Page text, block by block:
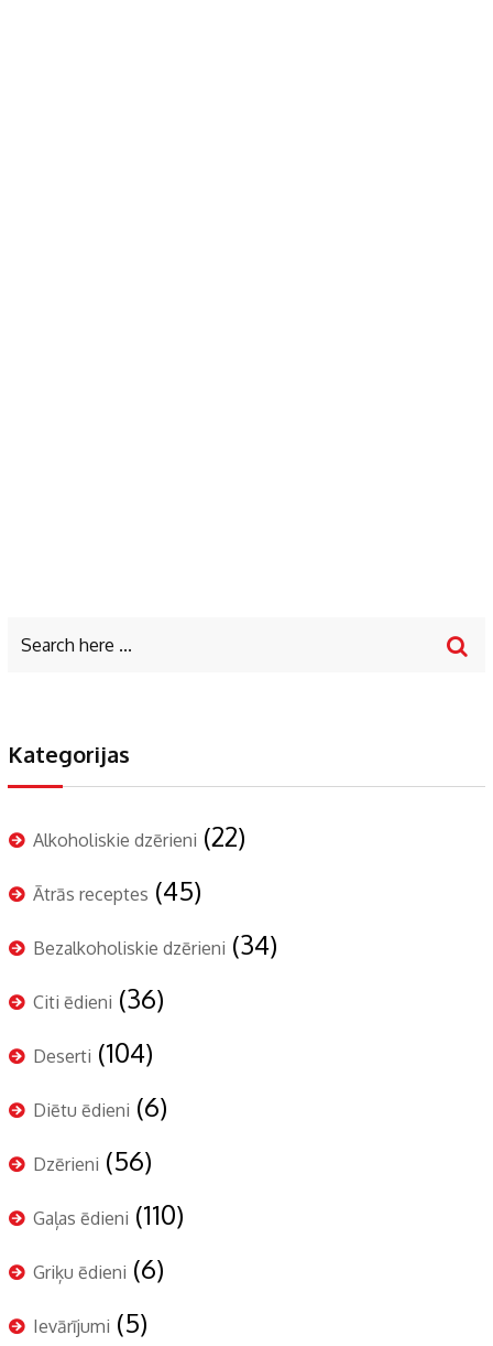
Kategorijas
Alkoholiskie dzērieni (22)
Ātrās receptes (45)
Bezalkoholiskie dzērieni (34)
Citi ēdieni (36)
Deserti (104)
Diētu ēdieni (6)
Dzērieni (56)
Gaļas ēdieni (110)
Griķu ēdieni (6)
Ievārījumi (5)